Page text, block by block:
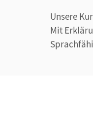
Unsere
Mit